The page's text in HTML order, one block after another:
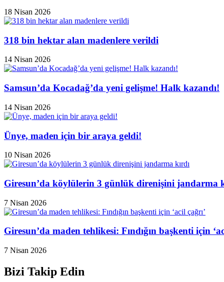
18 Nisan 2026
318 bin hektar alan madenlere verildi
14 Nisan 2026
Samsun’da Kocadağ’da yeni gelişme! Halk kazandı!
14 Nisan 2026
Ünye, maden için bir araya geldi!
10 Nisan 2026
Giresun’da köylülerin 3 günlük direnişini jandarma
7 Nisan 2026
Giresun’da maden tehlikesi: Fındığın başkenti için
7 Nisan 2026
Bizi Takip Edin